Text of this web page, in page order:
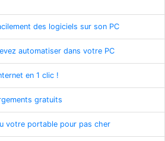
des logiciels sur son PC
automatiser dans votre PC
en 1 clic !
gratuits
votre portable pour pas cher